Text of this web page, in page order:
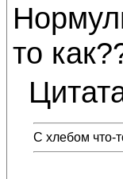
то
С хлебом что-